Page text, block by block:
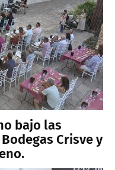
bajo las
Crisve y